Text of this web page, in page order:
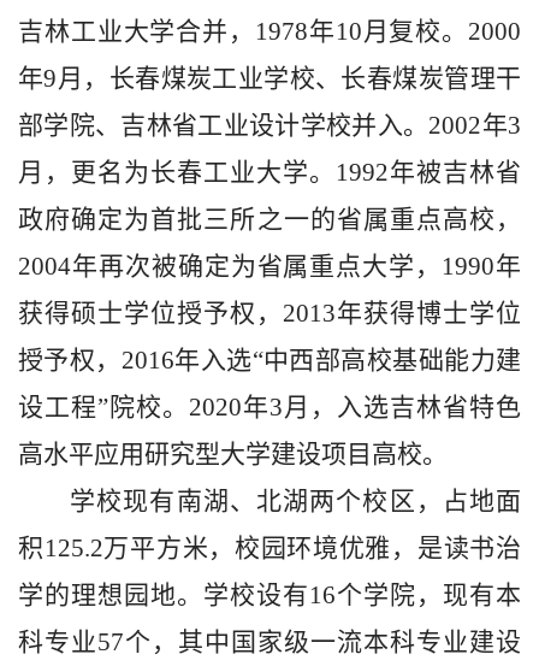
吉林工业大学合并，1978年10月复校。2000
年9月，长春煤炭工业学校、长春煤炭管理干
部学院、吉林省工业设计学校并入。2002年3
月，更名为长春工业大学。1992年被吉林省
政府确定为首批三所之一的省属重点高校，
2004年再次被确定为省属重点大学，1990年
获得硕士学位授予权，2013年获得博士学位
授予权，2016年入选“中西部高校基础能力建
设工程”院校。2020年3月，入选吉林省特色
高水平应用研究型大学建设项目高校。
学校现有南湖、北湖两个校区，占地面
积125.2万平方米，校园环境优雅，是读书治
学的理想园地。学校设有16个学院，现有本
科专业57个，其中国家级一流本科专业建设